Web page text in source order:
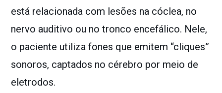
está relacionada com lesões na cóclea, no
nervo auditivo ou no tronco encefálico. Nele,
o paciente utiliza fones que emitem “cliques”
sonoros, captados no cérebro por meio de
eletrodos.